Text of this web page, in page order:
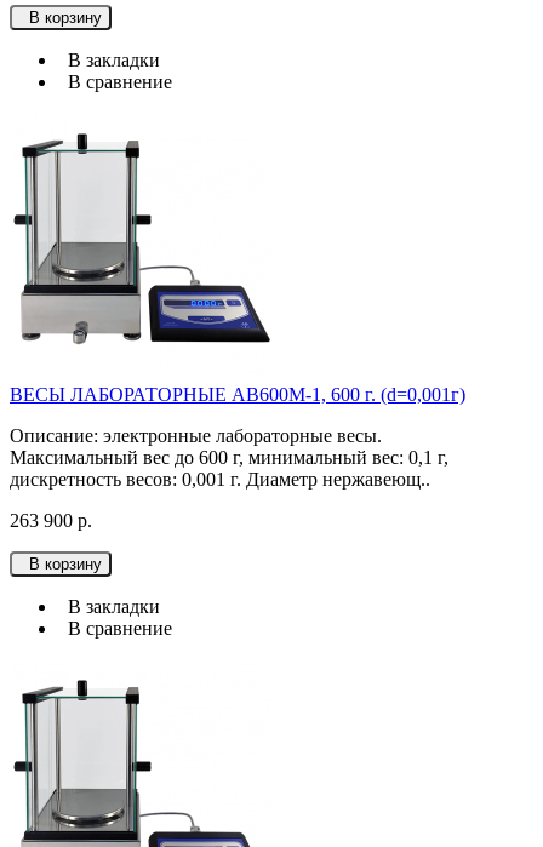
В корзину
В закладки
В сравнение
ВЕСЫ ЛАБОРАТОРНЫЕ АВ600М-1, 600 г. (d=0,001г)
Описание: электронные лабораторные весы.
Максимальный вес до 600 г, минимальный вес: 0,1 г,
дискретность весов: 0,001 г. Диаметр нержавеющ..
263 900 р.
В корзину
В закладки
В сравнение